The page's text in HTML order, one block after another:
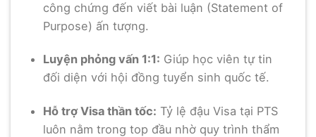
công chứng đến viết bài luận (Statement of
Purpose) ấn tượng.
Luyện phỏng vấn 1:1: Giúp học viên tự tin
đối diện với hội đồng tuyển sinh quốc tế.
Hỗ trợ Visa thần tốc: Tỷ lệ đậu Visa tại PTS
luôn nằm trong top đầu nhờ quy trình thẩm